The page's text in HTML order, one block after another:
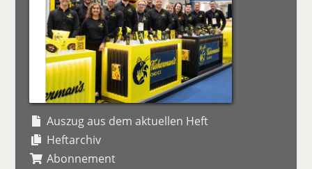
Auszug aus dem aktuellen Heft
Heftarchiv
Abonnement